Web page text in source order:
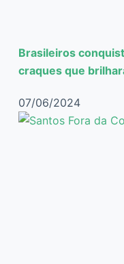
Brasileiros
craques que
07/06/2024